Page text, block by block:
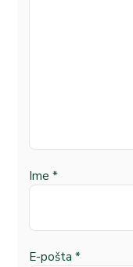
Ime *
E-pošta *